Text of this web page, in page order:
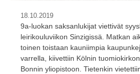
18.10.2019
9a-luokan saksanlukijat viettivät
leirikouluviikon Sinzigissä. Matkan
toinen toistaan kauniimpia
varrella, kiivettiin Kölnin
Bonnin yliopistoon. Tietenkin